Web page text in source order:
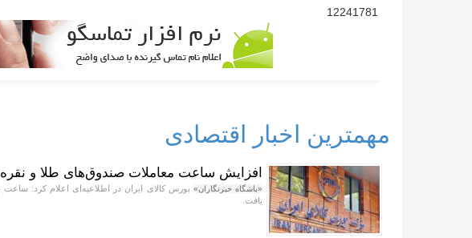
12241781
مهمترین اخبار اقتصادی
افزایش ساعت معاملات صندوق‌های طلا و نقره
«باشگاه خبرنگاران»
یافت.